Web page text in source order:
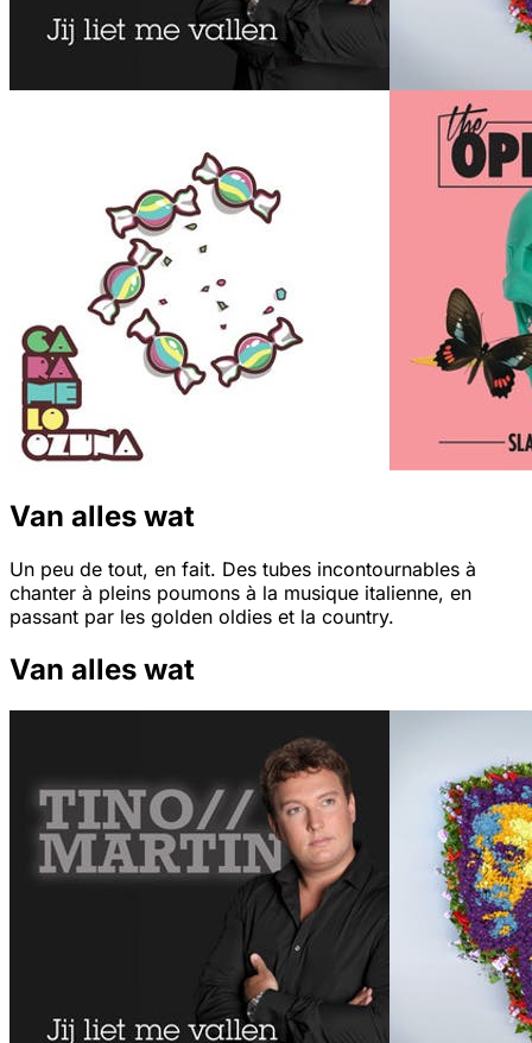
Van alles wat
Un peu de tout, en fait. Des tubes incontournables à
chanter à pleins poumons à la musique italienne, en
passant par les golden oldies et la country.
Van alles wat